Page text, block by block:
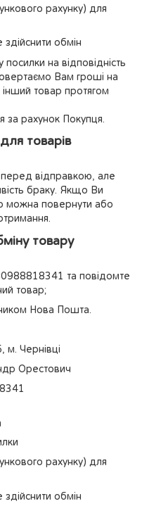
рахунку) для
обмін
посилки на відповідність
Вам гроші на
товар протягом
за рахунок Покупця.
товарів
відправкою, але
браку. Якщо Ви
можна повернути або
товару
та повідомте
товар;
Нова Пошта.
Чернівці
Орестович
рахунку) для
обмін